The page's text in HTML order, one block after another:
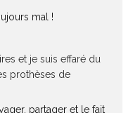
mal !
et je suis effaré du
prothèses de
partager et le fait